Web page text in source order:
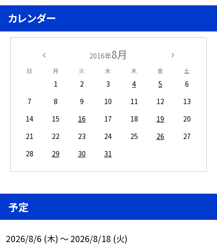
カレンダー
2016年8月
日 月 火 水 木 金 土
1 2 3 4 5
6
7
8 9 10 11 12
13
14
15 16 17 18 19
20
21
22 23 24 25 26
27
28
29 30 31
予定
2026/8/6 (木) ～ 2026/8/18 (火)